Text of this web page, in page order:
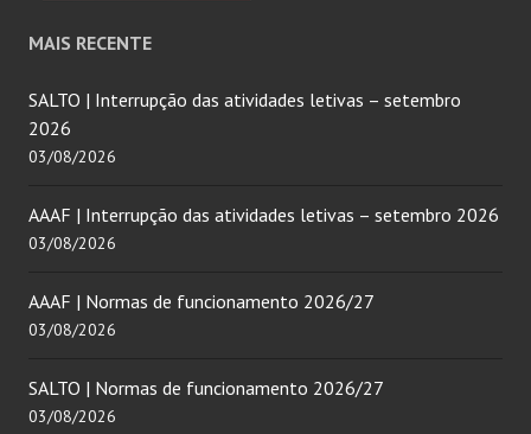
MAIS RECENTE
SALTO | Interrupção das atividades letivas – setembro
2026
03/08/2026
AAAF | Interrupção das atividades letivas – setembro 2026
03/08/2026
AAAF | Normas de funcionamento 2026/27
03/08/2026
SALTO | Normas de funcionamento 2026/27
03/08/2026